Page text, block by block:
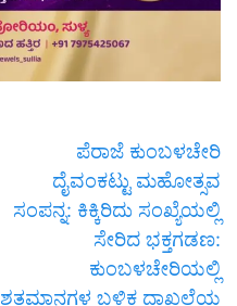
ಪೆರಾಜೆ ಕುಂಬಳಚೇರಿ
ದೈವಂಕಟ್ಟು ಮಹೋತ್ಸವ
ಸಂಪನ್ನ: ಕಿಕ್ಕಿರಿದು ಸಂಖ್ಯೆಯಲ್ಲಿ
ಸೇರಿದ ಭಕ್ತಗಡಣ:
ಕುಂಬಳಚೇರಿಯಲ್ಲಿ
ಶತಮಾನಗಳ ಬಳಿಕ ದಾಖಲೆಯ